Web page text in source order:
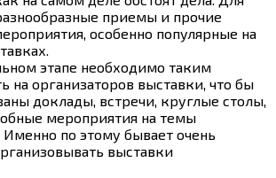
приемы и прочие
особенно популярные на
этапе необходимо таким
на организаторов выставки, что бы
доклады, встречи, круглые столы,
мероприятия на темы
по этому бывает очень
выставки